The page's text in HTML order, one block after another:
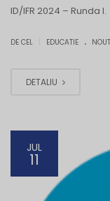
ID/IFR 2024 – Runda I.
DE CEL EDUCATIE .
DETALIU
JUL
11